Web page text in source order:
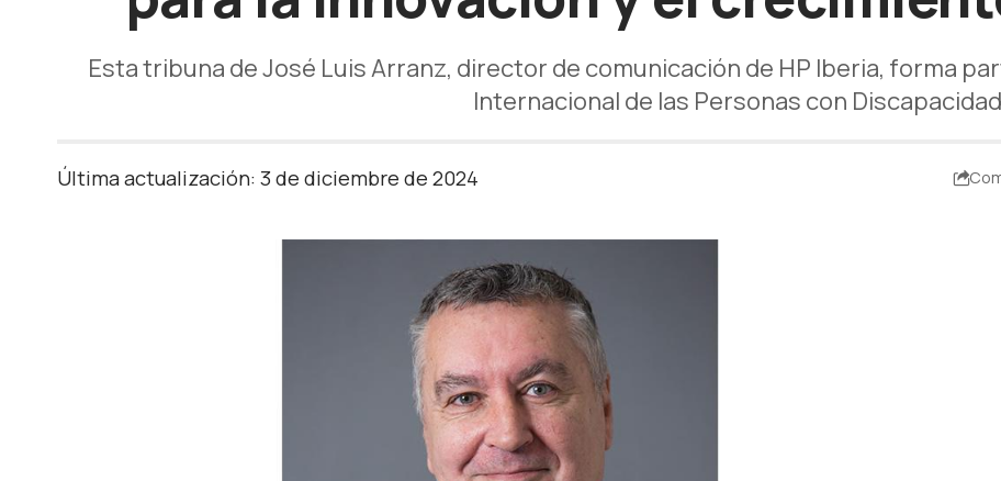
Esta tribuna de José Luis Arranz, director de comunicación de HP Iberia, forma
Internacional de las Personas con Discapacidad
Última actualización: 3 de diciembre de 2024